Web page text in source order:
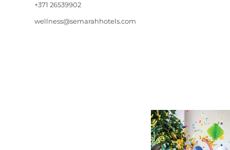
+371 26539902
wellness@semarahhotels.com